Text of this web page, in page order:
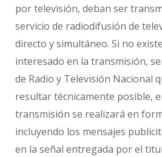
por televisión, deban ser
servicio de radiodifusión de
directo y simultáneo. Si no
interesado en la transmisión,
de Radio y Televisión Nacional
resultar técnicamente posible,
transmisión se realizará en
incluyendo los mensajes
en la señal entregada por el